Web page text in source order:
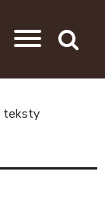
teksty